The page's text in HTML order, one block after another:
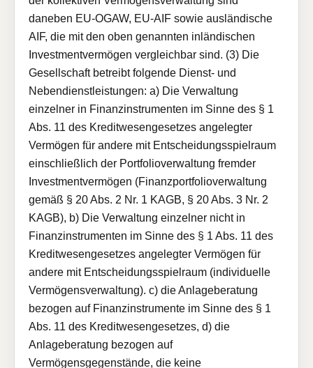
daneben EU-OGAW, EU-AIF sowie ausländische
AIF, die mit den oben genannten inländischen
Investmentvermögen vergleichbar sind. (3) Die
Gesellschaft betreibt folgende Dienst- und
Nebendienstleistungen: a) Die Verwaltung
einzelner in Finanzinstrumenten im Sinne des § 1
Abs. 11 des Kreditwesengesetzes angelegter
Vermögen für andere mit Entscheidungsspielraum
einschließlich der Portfolioverwaltung fremder
Investmentvermögen (Finanzportfolioverwaltung
gemäß § 20 Abs. 2 Nr. 1 KAGB, § 20 Abs. 3 Nr. 2
KAGB), b) Die Verwaltung einzelner nicht in
Finanzinstrumenten im Sinne des § 1 Abs. 11 des
Kreditwesengesetzes angelegter Vermögen für
andere mit Entscheidungsspielraum (individuelle
Vermögensverwaltung). c) die Anlageberatung
bezogen auf Finanzinstrumente im Sinne des § 1
Abs. 11 des Kreditwesengesetzes, d) die
Anlageberatung bezogen auf
Vermögensgegenstände, die keine